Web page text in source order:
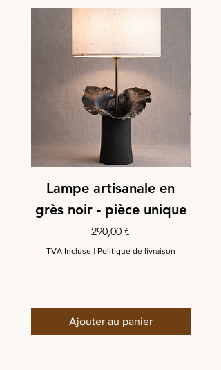
Lampe artisanale en
grès noir - pièce unique
Prix
290,00 €
TVA Incluse| Politique de livraison
Ajouter au panier